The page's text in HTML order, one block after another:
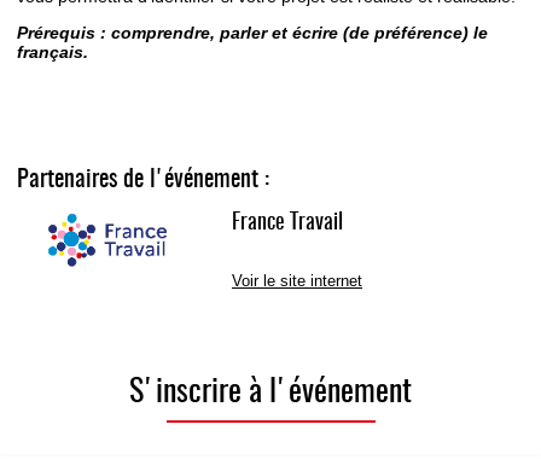
Prérequis : comprendre, parler et écrire (de préférence) le
français.
Partenaires de l'événement :
France Travail
Voir le site internet
S'inscrire à l'événement